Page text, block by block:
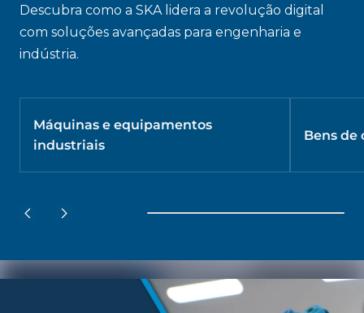
Descubra como a SKA lidera a revolução digital
com soluções avançadas para engenharia e
indústria.
Máquinas e equipamentos
industriais
Bens de